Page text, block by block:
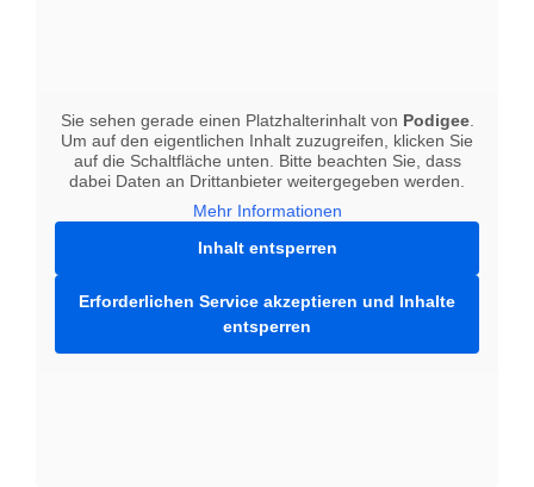
Sie sehen gerade einen Platzhalterinhalt von Podigee.
Um auf den eigentlichen Inhalt zuzugreifen, klicken Sie
auf die Schaltfläche unten. Bitte beachten Sie, dass
dabei Daten an Drittanbieter weitergegeben werden.
Mehr Informationen
Inhalt entsperren
Erforderlichen Service akzeptieren und Inhalte
entsperren